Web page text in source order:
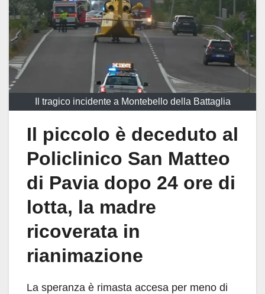
Il tragico incidente a Montebello della Battaglia
Il piccolo è deceduto al
Policlinico San Matteo
di Pavia dopo 24 ore di
lotta, la madre
ricoverata in
rianimazione
La speranza è rimasta accesa per meno di